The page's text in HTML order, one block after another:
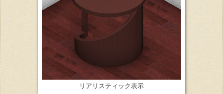
リアリスティック表示